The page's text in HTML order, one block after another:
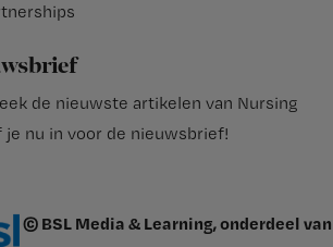
de nieuwste artikelen van Nursing
je nu in voor de nieuwsbrief!
© BSL Media & Learning, onderdeel van